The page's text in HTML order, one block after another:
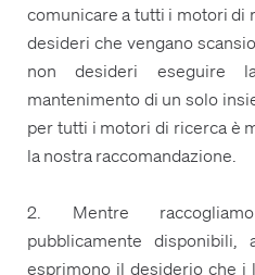
comunicare a tutti i motori di
desideri che vengano
non desideri eseguire
mantenimento di un solo
per tutti i motori di ricerca è
la nostra raccomandazione.
2. Mentre
pubblicamente
esprimono il desiderio che i